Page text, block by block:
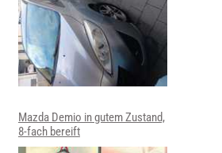
Mazda Demio in gutem Zustand,
8-fach bereift